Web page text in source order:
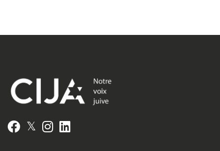
Facebook
𝕏 Instagram